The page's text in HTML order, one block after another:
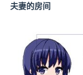
夫妻的房间